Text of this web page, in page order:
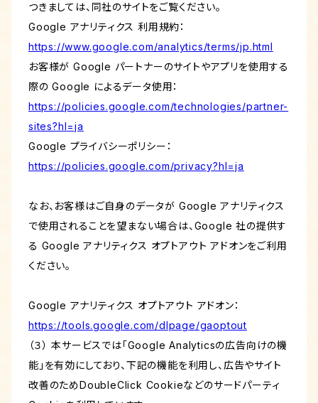
つきましては、同社のサイトをご覧ください。
Google アナリティクス 利用規約：
https://www.google.com/analytics/terms/jp.html
お客様が Google パートナーのサイトやアプリを使用する
際の Google によるデータ使用：
https://policies.google.com/technologies/partner-
sites?hl=ja
Google プライバシーポリシー：
https://policies.google.com/privacy?hl=ja
なお、お客様はご自身のデータが Google アナリティクス
で使用されることを望まない場合は、Google 社の提供す
る Google アナリティクス オプトアウト アドオンをご利用
ください。
Google アナリティクス オプトアウト アドオン：
https://tools.google.com/dlpage/gaoptout
（３） 本サービスでは「Google Analyticsの広告向けの機
能」を有効にしており、下記の機能を利用し、広告やサイト
改善のためDoubleClick Cookieなどのサードパーティ